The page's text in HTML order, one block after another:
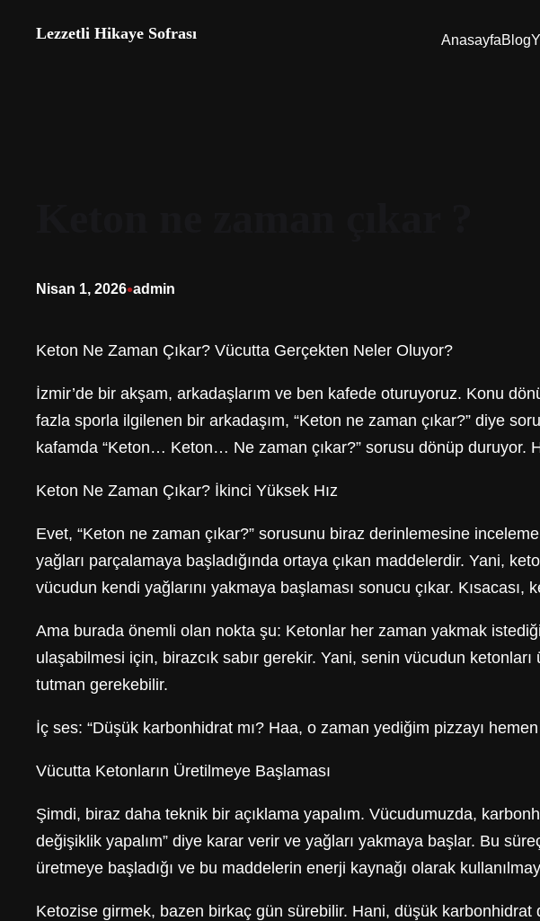
Lezzetli Hikaye Sofrası AnasayfaBlog
Nisan 1, 2026•admin
Keton Ne Zaman Çıkar? Vücutta Gerçekten Neler Oluyor?
İzmir’de bir akşam, arkadaşlarım ve ben kafede oturuyoruz. Konu
fazla sporla ilgilenen bir arkadaşım, “Keton ne zaman çıkar?” diye
kafamda “Keton… Keton… Ne zaman çıkar?” sorusu dönüp duruyor.
Keton Ne Zaman Çıkar? İkinci Yüksek Hız
Evet, “Keton ne zaman çıkar?” sorusunu biraz derinlemesine
yağları parçalamaya başladığında ortaya çıkan maddelerdir. Yani,
vücudun kendi yağlarını yakmaya başlaması sonucu çıkar.
Ama burada önemli olan nokta şu: Ketonlar her zaman yakmak
ulaşabilmesi için, birazcık sabır gerekir. Yani, senin vücudun
tutman gerekebilir.
İç ses: “Düşük karbonhidrat mı? Haa, o zaman yediğim pizzayı
Vücutta Ketonların Üretilmeye Başlaması
Şimdi, biraz daha teknik bir açıklama yapalım. Vücudumuzda,
değişiklik yapalım” diye karar verir ve yağları yakmaya başlar. Bu
üretmeye başladığı ve bu maddelerin enerji kaynağı olarak
Ketozise girmek, bazen birkaç gün sürebilir. Hani, düşük